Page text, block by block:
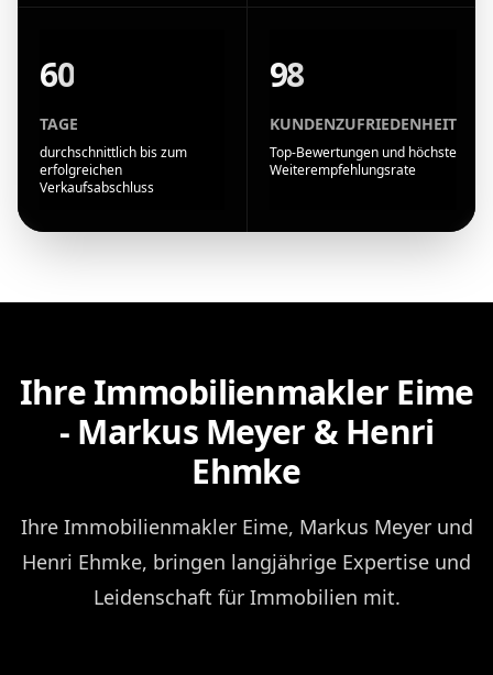
60
TAGE
durchschnittlich bis zum
erfolgreichen
Verkaufsabschluss
98
KUNDENZUFRIEDENHEIT
Top-Bewertungen und höchste
Weiterempfehlungsrate
Ihre Immobilienmakler Eime
- Markus Meyer & Henri
Ehmke
Ihre Immobilienmakler Eime, Markus Meyer und
Henri Ehmke, bringen langjährige Expertise und
Leidenschaft für Immobilien mit.